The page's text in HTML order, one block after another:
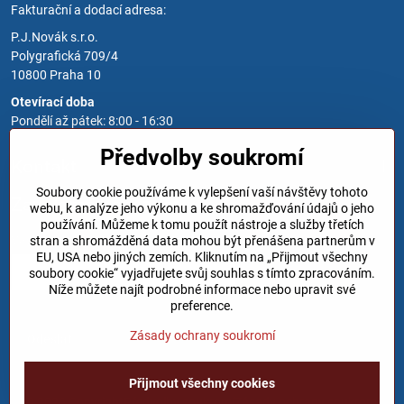
Fakturační a dodací adresa:
P.J.Novák s.r.o.
Polygrafická 709/4
10800 Praha 10
Otevírací doba
Pondělí až pátek: 8:00 - 16:30
Zavoláme Vám zpět
Váš telefon*
Předvolby soukromí
Soubory cookie používáme k vylepšení vaší návštěvy tohoto
webu, k analýze jeho výkonu a ke shromažďování údajů o jeho
používání. Můžeme k tomu použít nástroje a služby třetích
stran a shromážděná data mohou být přenášena partnerům v
EU, USA nebo jiných zemích. Kliknutím na „Přijmout všechny
soubory cookie“ vyjadřujete svůj souhlas s tímto zpracováním.
Níže můžete najít podrobné informace nebo upravit své
preference.
Zásady ochrany soukromí
Přijmout všechny cookies